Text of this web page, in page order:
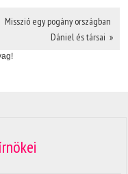
Misszió egy pogány országban 
Dániel és társai »